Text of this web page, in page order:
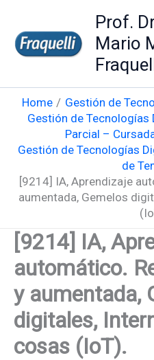
content
Prof.
Mario
Home
Gestión de
Gestión de Tecnologías
Parcial –
Gestión de Tecnologías
de
[9214] IA, Aprendizaje
aumentada, Gemelos
[9214] IA,
automático.
y aumentada,
digitales,
cosas (IoT).